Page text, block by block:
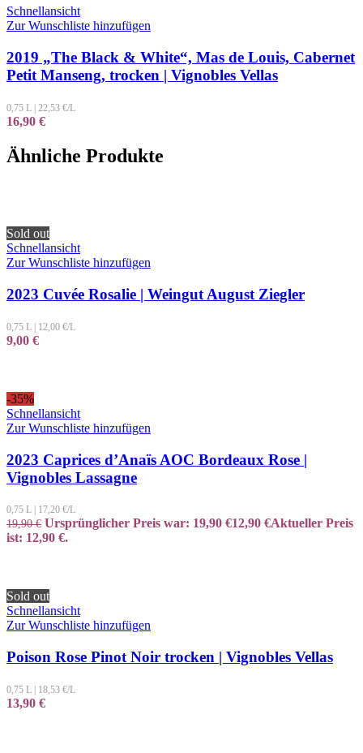
Schnellansicht
Zur Wunschliste hinzufügen
2019 „The Black & White“, Mas de Louis, Cabernet
Petit Manseng, trocken | Vignobles Vellas
0,75 L | 22,53 €/L
16,90 €
Ähnliche Produkte
Sold out
Schnellansicht
Zur Wunschliste hinzufügen
2023 Cuvée Rosalie | Weingut August Ziegler
0,75 L | 12,00 €/L
9,00 €
-35%
Schnellansicht
Zur Wunschliste hinzufügen
2023 Caprices d’Anaïs AOC Bordeaux Rose |
Vignobles Lassagne
0,75 L 17,20 €/L
19,90€ Ursprünglicher Preis war: 19,90 €12,90 €Aktueller Preis
ist: 12,90 €.
Sold out
Schnellansicht
Zur Wunschliste hinzufügen
Poison Rose Pinot Noir trocken | Vignobles Vellas
0,75 L | 18,53 €/L
13,90 €